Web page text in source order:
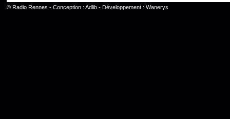
© Radio Rennes - Conception : Adlib- Développement : Wanerys